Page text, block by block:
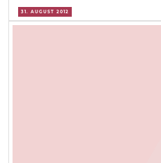
31. AUGUST 2012